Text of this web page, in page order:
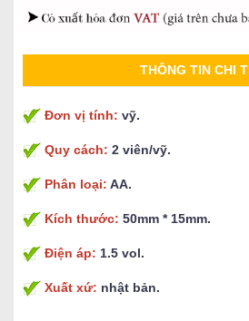
THÔNG TIN CHI
Đơn vị tính: vỹ.
Quy cách: 2 viên/vỹ.
Phân loại: AA.
Kích thước: 50mm * 15mm.
Điện áp: 1.5 vol.
Xuất xứ: nhật bản.